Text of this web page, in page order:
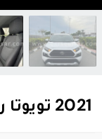
2021 تويوتا راف4 RAV4 4x4